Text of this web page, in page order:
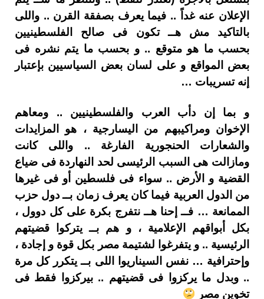
الإعلان عنه غداً .. فيما يعرف بصفقة القرن .. واللى
بالتاكيد مش هــ تكون فى صالح الفلسطينيين
بحسب ما هو متوقع .. و بحسب ما يتم نشره فى
بعض المواقع و على لسان بعض السياسيين بإعتبار
إنه تسريبات …
و بما إن دأب العرب والفلسطينيين .. ومعاهم
الإخوان ومراكيبهم من اليسارجية ، هو المزايدات
والشعارات الحنجورية الفارغة .. واللى كانت
ومازالت هى السبب الرئيسى لحد النهاردة فى ضياع
القضية و الأرض .. سواء فى فلسطين أو فى غيرها
من الدول العربية فيما كان يعرف زمان بــ دول حزب
الممانعة … فــ إحنا هــ نتفرج بكرة على كل دوول ،
بكل أبواقهم الإعلامية ، و هم بــ يتركوا قضيتهم
الرئيسية .. و يتفرغوا لشتيمة مصر بكل قوة و إجادة ،
وإحترافية … نفس السيناريوا اللى بــ يتكرر كل مرة
.. وبدل ما يركزوا فى قضيتهم .. بيركزوا فقط فى
تخوين مصر